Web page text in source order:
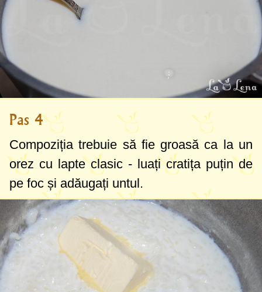
Pas 4
Compoziția trebuie să fie groasă ca la un
orez cu lapte clasic - luați cratița puțin de
pe foc și adăugați untul.